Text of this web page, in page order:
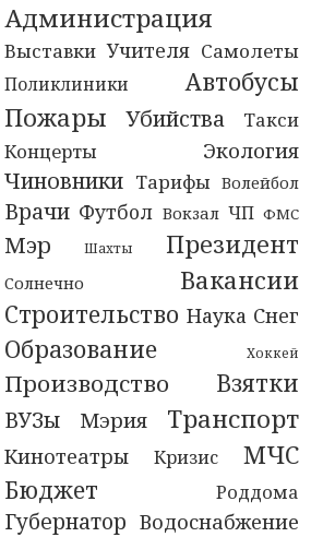
Администрация
Выставки Учителя Самолеты
Поликлиники Автобусы
Пожары Убийства
Такси
Концерты
Экология
Чиновники Тарифы Волейбол
Врачи Футбол Вокзал ЧП ФМС
Мэр Шахты Президент
Солнечно Вакансии
Строительство Наука Снег
Образование Хоккей
Производство Взятки
ВУЗы Мэрия Транспорт
Кинотеатры Кризис МЧС
Бюджет Роддома
Губернатор Водоснабжение
районов Марий Эл остались без